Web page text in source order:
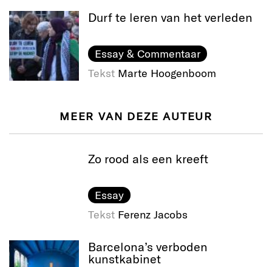
Durf te leren van het verleden
Essay & Commentaar
Tekst Marte Hoogenboom
MEER VAN DEZE AUTEUR
Zo rood als een kreeft
Essay
Tekst Ferenz Jacobs
Barcelona’s verboden
kunstkabinet